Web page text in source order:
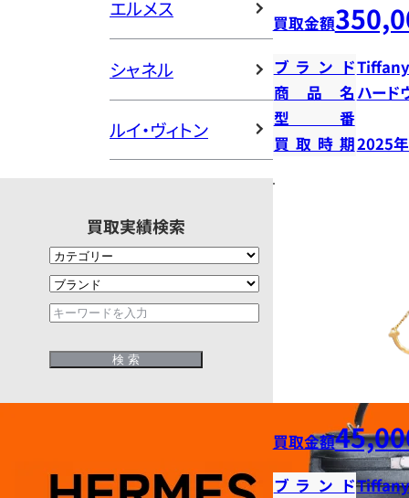
エルメス
シャネル
ルイ・ヴィトン
買取実績検索
買取金額
ブランド
商品名 ハード
型番
買取時期2025
買取金額
ブランド